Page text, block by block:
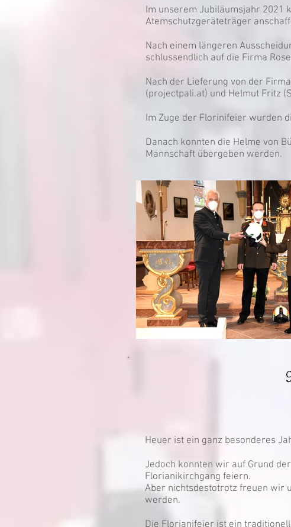
Im unserem Jubiläumsjahr 2021
Atemschutzgeräteträger
Nach einem längeren
schlussendlich auf die Firma
Nach der Lieferung von der
(projectpali.at) und Helmut Fritz
Im Zuge der Florinifeier wurden
Danach konnten die Helme von
Mannschaft übergeben werden.
Heuer ist ein ganz besonderes
Jedoch konnten wir auf Grund
Florianikirchgang feiern.
Aber nichtsdestotrotz freuen wir
werden.
Die Florianifeier ist ein